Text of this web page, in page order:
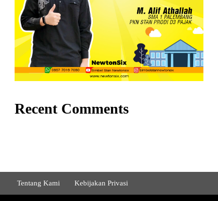
Recent Comments
Tentang Kami Kebijakan Privasi